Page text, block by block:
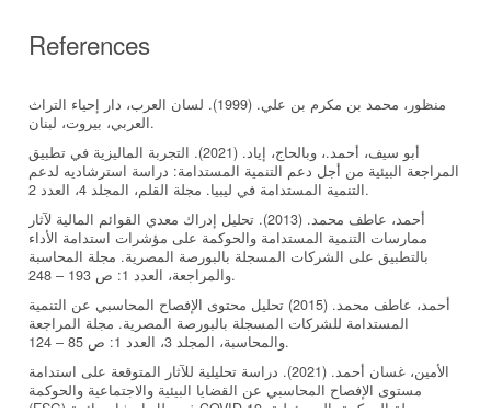
References
منظور، محمد بن مكرم بن علي. (1999). لسان العرب، دار إحياء التراث
العربي، بيروت، لبنان.
أبو سيف، أحمد.، وبالحاج، إياد. (2021). التجربة الماليزية في تطبيق
المراجعة البيئية من أجل دعم التنمية المستدامة: دراسة استرشاديه لدعم
التنمية المستدامة في ليبيا. مجلة القلم، المجلد 4، العدد 2.
أحمد، عاطف محمد. (2013). تحليل إدراك معدي القوائم المالية لآثار
ممارسات التنمية المستدامة والحوكمة على مؤشرات استدامة الأداء
بالتطبيق على الشركات المسجلة بالبورصة المصرية. مجلة المحاسبة
والمراجعة، العدد 1: ص 193 – 248.
أحمد، عاطف محمد. (2015) تحليل محتوى الإفصاح المحاسبي عن التنمية
المستدامة للشركات المسجلة بالبورصة المصرية. مجلة المراجعة
والمحاسبة، المجلد 3، العدد 1: ص 85 – 124.
الأمين، غسان أحمد. (2021). دراسة تحليلية للآثار المتوقعة على استدامة
مستوى الإفصاح المحاسبي عن القضايا البيئية والاجتماعية والحوكمة
(ESG) في ظل انتشار جائحة COVID-19. مجلة الحوكمة، المسؤولية